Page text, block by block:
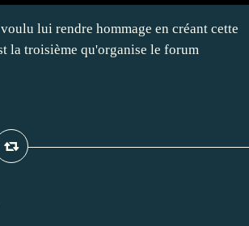
lui rendre hommage en créant cette
la troisième qu'organise le forum